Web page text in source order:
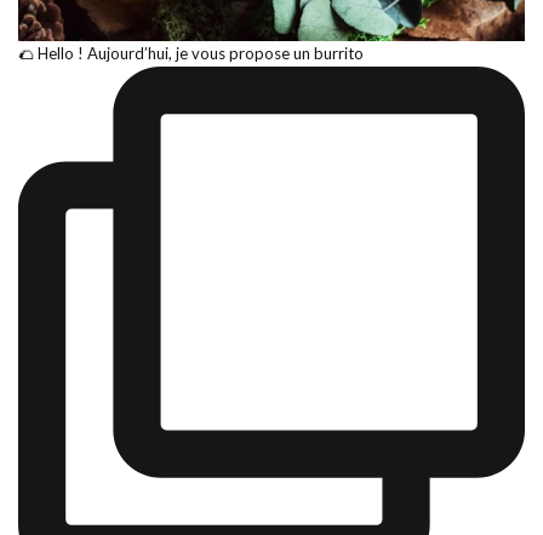
🌮 Hello ! Aujourd’hui, je vous propose un burrito